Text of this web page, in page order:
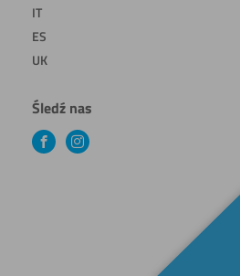
IT
ES
UK
Śledź nas
FacebookInstagram